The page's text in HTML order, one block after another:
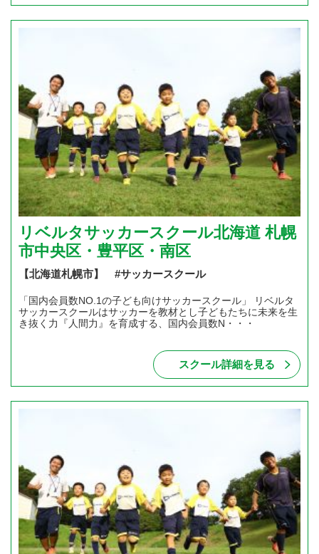
リベルタサッカースクール北海道 札幌
市中央区・豊平区・南区
【北海道札幌市】 #サッカースクール
「国内会員数NO.1の子ども向けサッカースクール」 リベルタ
サッカースクールはサッカーを教材とし子どもたちに未来を生
き抜く力『人間力』を育成する、国内会員数N・・・
スクール詳細を見る